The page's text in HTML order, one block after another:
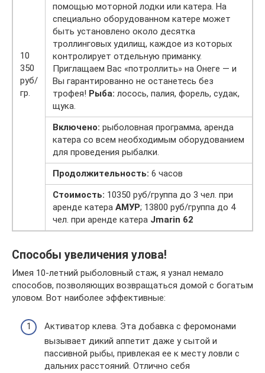
10
350
руб/
гр.
помощью моторной лодки или катера. На
специально оборудованном катере может
быть установлено около десятка
троллинговых удилищ, каждое из которых
контролирует отдельную приманку.
Приглащаем Вас «потроллить» на Онеге — и
Вы гарантированно не останетесь без
трофея! Рыба: лосось, палия, форель, судак,
щука.
Включено: рыболовная программа, аренда
катера со всем необходимым оборудованием
для проведения рыбалки.
Продолжительность: 6 часов
Стоимость: 10350 руб/группа до 3 чел. при
аренде катера АМУР; 13800 руб/группа до 4
чел. при аренде катера Jmarin 62
Способы увеличения улова!
Имея 10-летний рыболовный стаж, я узнал немало
способов, позволяющих возвращаться домой с богатым
уловом. Вот наиболее эффективные:
Активатор клева. Эта добавка с феромонами
вызывает дикий аппетит даже у сытой и
пассивной рыбы, привлекая ее к месту ловли с
дальних расстояний. Отлично себя